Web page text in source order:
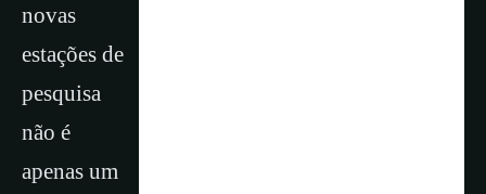
novas
estações de
pesquisa
não é
apenas um